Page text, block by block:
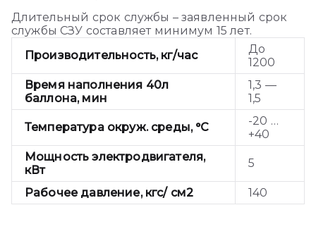
Длительный срок службы – заявленный срок
службы СЗУ составляет минимум 15 лет.
Производительность, кг/час
До
1200
Время наполнения 40л
баллона, мин
1,3 —
1,5
Температура окруж. среды, °C
-20 …
+40
Мощность электродвигателя,
кВт
5
Рабочее давление, кгс/ см2 140